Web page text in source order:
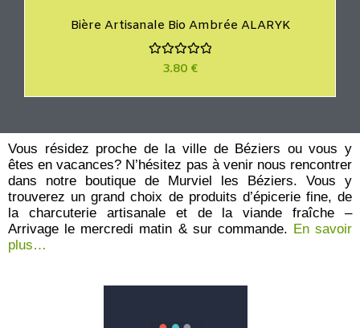
Bière Artisanale Bio Ambrée ALARYK
e
u
r
5
3.80 €
Vous résidez proche de la ville de Béziers ou vous y
êtes en vacances? N’hésitez pas à venir nous rencontrer
dans notre boutique de Murviel les Béziers. Vous y
trouverez un grand choix de produits d’épicerie fine, de
la charcuterie artisanale et de la viande fraîche –
Arrivage le mercredi matin & sur commande. En savoir
plus…